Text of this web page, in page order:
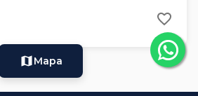
Mapa